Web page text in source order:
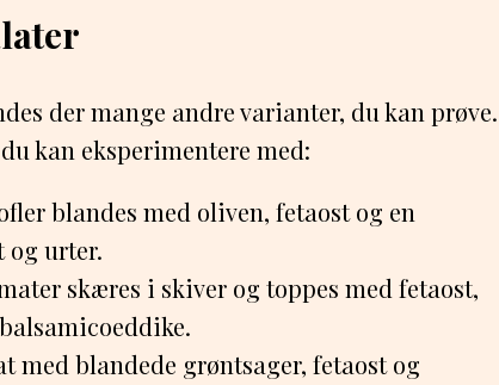
der mange andre varianter, du kan prøve.
kan eksperimentere med:
blandes med oliven, fetaost og en
og urter.
skæres i skiver og toppes med fetaost,
med blandede grøntsager, fetaost og